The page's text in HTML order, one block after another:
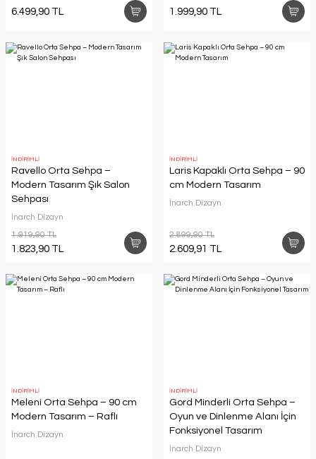
6.499,90 TL 1.999,90 TL
İNDİRİMLİ
Ravello Orta Sehpa –
Modern Tasarım Şık Salon
Sehpası
İnarch Dizayn
1.919,90 TL
1.823,90 TL
İNDİRİMLİ
Laris Kapaklı Orta Sehpa – 90
cm Modern Tasarım
İnarch Dizayn
2.899,90 TL
2.609,91 TL
İNDİRİMLİ
Meleni Orta Sehpa – 90 cm
Modern Tasarım – Raflı
İnarch Dizayn
İNDİRİMLİ
Gord Minderli Orta Sehpa –
Oyun ve Dinlenme Alanı İçin
Fonksiyonel Tasarım
İnarch Dizayn